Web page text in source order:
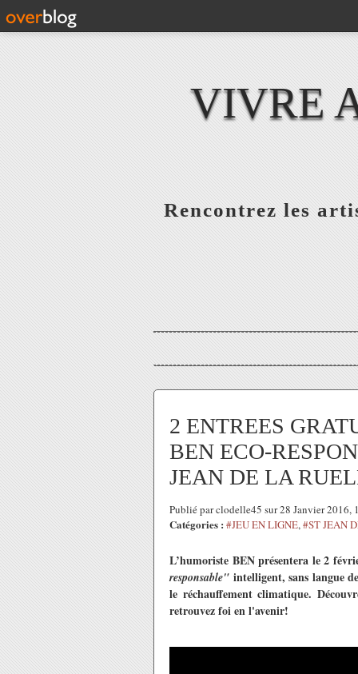
VIVRE
Rencontrez les
2 ENTREES
BEN ECO-
JEAN DE LA
Publié par clodelle45 sur 28 Janvier 2016,
Catégories : #JEU EN LIGNE,#ST JEAN
L’humoriste BEN présentera le 2
responsable" intelligent, sans langue
le réchauffement climatique.
retrouvez foi en l'avenir!